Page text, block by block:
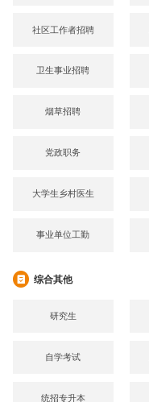
社区工作者招聘
卫生事业招聘
烟草招聘
党政职务
大学生乡村医生
事业单位工勤
综合其他
研究生
自学考试
统招专升本